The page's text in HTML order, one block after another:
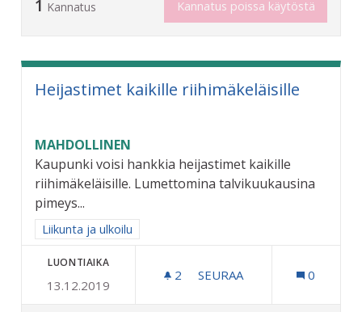
1 Kannatus Kannatus poissa käytöstä
Heijastimet kaikille riihimäkeläisille
MAHDOLLINEN
Kaupunki voisi hankkia heijastimet kaikille
riihimäkeläisille. Lumettomina talvikuukausina
pimeys...
Rajaa tulokset aihepiirin mukaan: Liikunta ja ulkoilu
Liikunta ja ulkoilu
LUONTIAIKA
13.12.2019
2 2 SEURAAJAA
SEURAA 0